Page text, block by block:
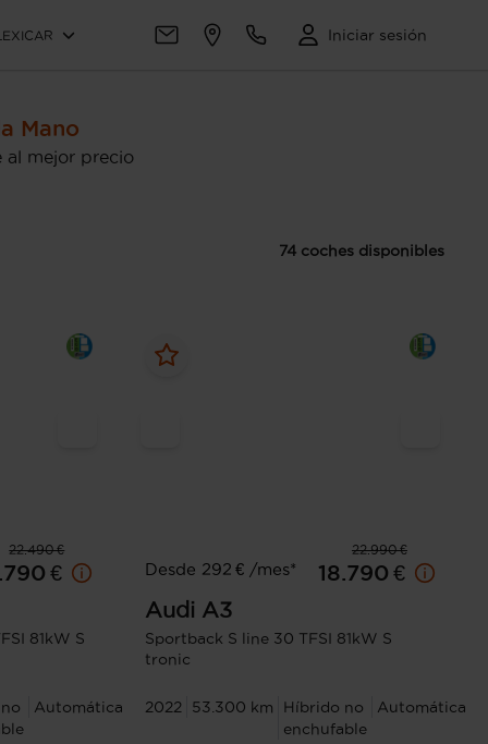
Iniciar sesión
Mano
al mejor precio
74 coches disponibles
22.490 €
€
81kW S
Automática
22.990 €
Desde 292 € /mes*
18.790 €
Audi A3
Sportback S line 30 TFSI 81kW S
tronic
2022 53.300 km
Híbrido no
enchufable
Automática